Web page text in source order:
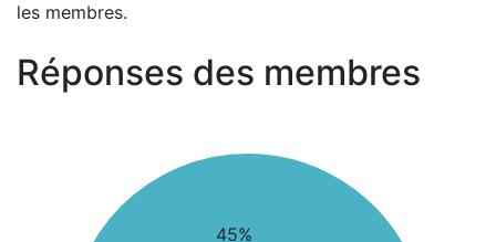
les membres.
Réponses des membres
45%